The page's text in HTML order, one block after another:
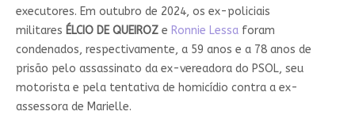
executores. Em outubro de 2024, os ex-policiais
militares ÉLCIO DE QUEIROZe Ronnie Lessaforam
condenados, respectivamente, a 59 anos e a 78 anos de
prisão pelo assassinato da ex-vereadora do PSOL, seu
motorista e pela tentativa de homicídio contra a ex-
assessora de Marielle.